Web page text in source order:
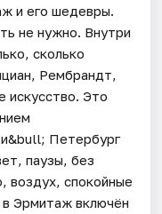
и его шедевры.
не нужно. Внутри
сколько
Рембрандт,
искусство. Это
Петербург
паузы, без
воздух, спокойные
Эрмитаж включён